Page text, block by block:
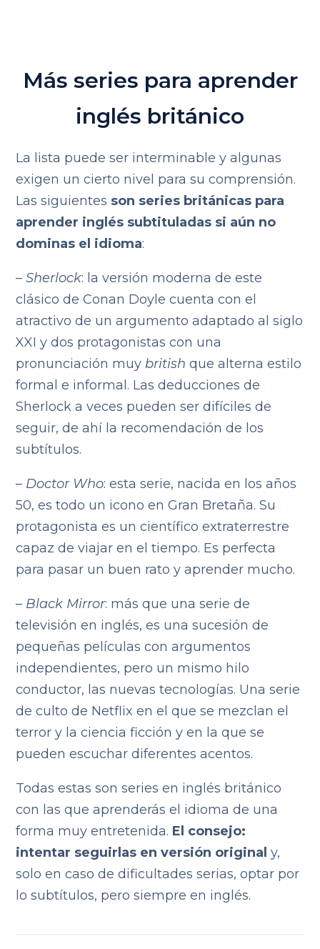
Más series para aprender
inglés británico
La lista puede ser interminable y algunas
exigen un cierto nivel para su comprensión.
Las siguientes son series británicas para
aprender inglés subtituladas si aún no
dominas el idioma:
–Sherlock: la versión moderna de este
clásico de Conan Doyle cuenta con el
atractivo de un argumento adaptado al siglo
XXI y dos protagonistas con una
pronunciación muy britishque alterna estilo
formal e informal. Las deducciones de
Sherlock a veces pueden ser difíciles de
seguir, de ahí la recomendación de los
subtítulos.
– Doctor Who: esta serie, nacida en los años
50, es todo un icono en Gran Bretaña. Su
protagonista es un científico extraterrestre
capaz de viajar en el tiempo. Es perfecta
para pasar un buen rato y aprender mucho.
– Black Mirror: más que una serie de
televisión en inglés, es una sucesión de
pequeñas películas con argumentos
independientes, pero un mismo hilo
conductor, las nuevas tecnologías. Una serie
de culto de Netflix en el que se mezclan el
terror y la ciencia ficción y en la que se
pueden escuchar diferentes acentos.
Todas estas son series en inglés británico
con las que aprenderás el idioma de una
forma muy entretenida. El consejo:
intentar seguirlas en versión original y,
solo en caso de dificultades serias, optar por
lo subtítulos, pero siempre en inglés.